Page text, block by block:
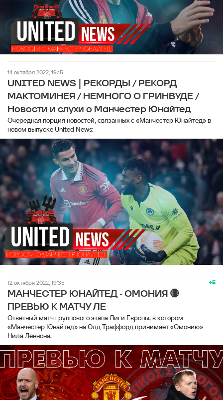
14 октября 2022, 19:15
UNITED NEWS | РЕКОРДЫ / РЕКОРД
МАКТОМИНЕЯ / НЕМНОГО О ГРИНВУДЕ /
Новости и слухи о Манчестер Юнайтед
Очередная порция новостей, связанных с «Манчестер Юнайтед» в
новом выпуске United News:
+5
12 октября 2022, 19:35
МАНЧЕСТЕР ЮНАЙТЕД - ОМОНИЯ 🔴
ПРЕВЬЮ К МАТЧУ ЛЕ
Ответный матч группового этапа Лиги Европы, в котором
«Манчестер Юнайтед» на Олд Траффорд принимает «Омонию»
Нила Леннона.